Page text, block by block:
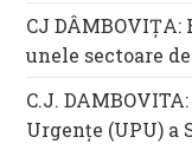
CJ
unele sectoare
C.J.
Urgențe (UPU)